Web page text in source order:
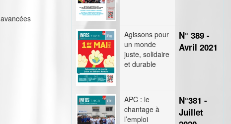
Agissons pour
un monde
juste, solidaire
et durable
N° 389 -
Avril 2021
APC : le
chantage à
l’emploi
N°381 -
Juillet